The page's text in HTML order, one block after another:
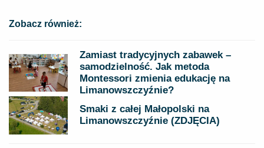
Zobacz również:
Zamiast tradycyjnych zabawek –
samodzielność. Jak metoda
Montessori zmienia edukację na
Limanowszczyźnie?
Smaki z całej Małopolski na
Limanowszczyźnie (ZDJĘCIA)